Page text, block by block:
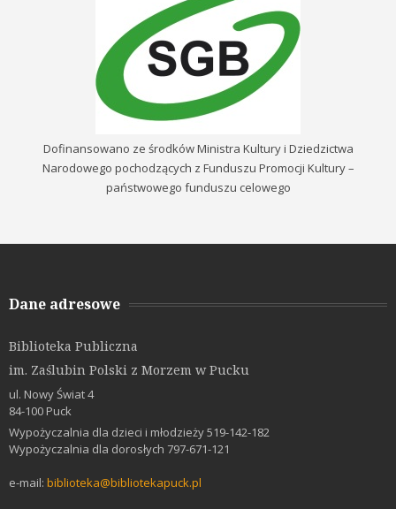
Dofinansowano ze środków Ministra Kultury i Dziedzictwa
Narodowego pochodzących z Funduszu Promocji Kultury –
państwowego funduszu celowego
Dane adresowe
Biblioteka Publiczna
im. Zaślubin Polski z Morzem w Pucku
ul. Nowy Świat 4
84-100 Puck
Wypożyczalnia dla dzieci i młodzieży 519-142-182
Wypożyczalnia dla dorosłych 797-671-121
e-mail: biblioteka@bibliotekapuck.pl